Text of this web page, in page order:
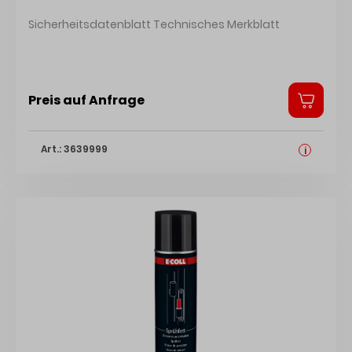
Sicherheitsdatenblatt Technisches Merkblatt
Preis auf Anfrage
Art.: 3639999 i